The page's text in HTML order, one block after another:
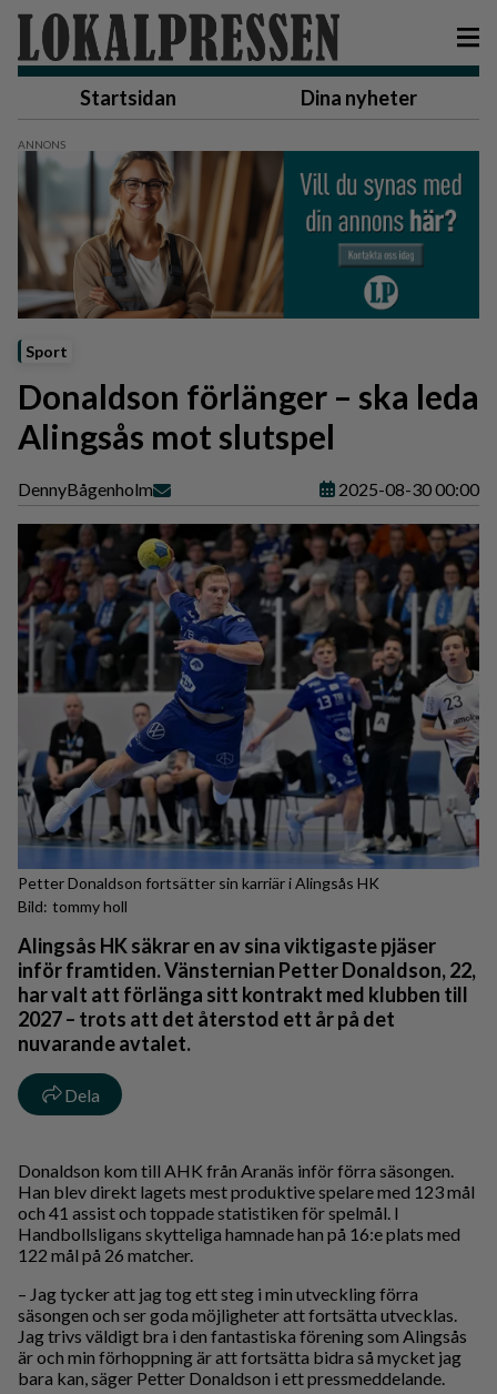
Startsidan Dina nyheter
Sport
Donaldson förlänger – ska leda
Alingsås mot slutspel
DennyBågenholm 2025-08-30 00:00
Petter Donaldson fortsätter sin karriär i Alingsås HK
tommy holl
Alingsås HK säkrar en av sina viktigaste pjäser
inför framtiden. Vänsternian Petter Donaldson, 22,
har valt att förlänga sitt kontrakt med klubben till
2027 – trots att det återstod ett år på det
nuvarande avtalet.
Dela
Donaldson kom till AHK från Aranäs inför förra säsongen.
Han blev direkt lagets mest produktive spelare med 123 mål
och 41 assist och toppade statistiken för spelmål. I
Handbollsligans skytteliga hamnade han på 16:e plats med
122 mål på 26 matcher.
– Jag tycker att jag tog ett steg i min utveckling förra
säsongen och ser goda möjligheter att fortsätta utvecklas.
Jag trivs väldigt bra i den fantastiska förening som Alingsås
är och min förhoppning är att fortsätta bidra så mycket jag
bara kan, säger Petter Donaldson i ett pressmeddelande.